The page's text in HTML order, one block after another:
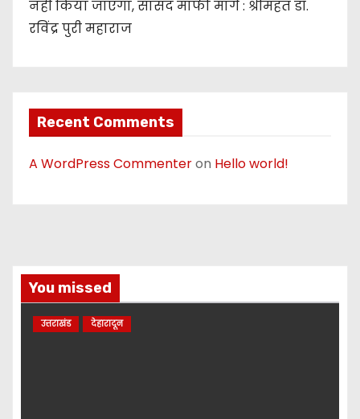
नहीं किया जाएगा, सांसद माफी मांगें : श्रीमहंत डॉ.
रविंद्र पुरी महाराज
Recent Comments
A WordPress Commenteron Hello world!
You missed
उत्तराखंड देहारादून